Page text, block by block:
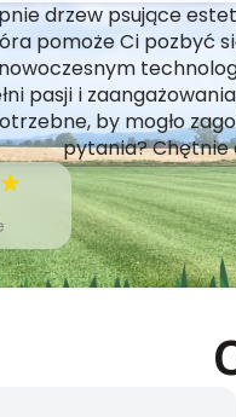
drzew psujące
pomoże Ci pozbyć
pasji i
by mogło
pytania? Chętnie